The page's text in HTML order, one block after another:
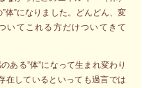
体”になりました。どんどん、変
いてこれる方だけついてきて
ある”体”になって生まれ変わり
在しているといっても過言では